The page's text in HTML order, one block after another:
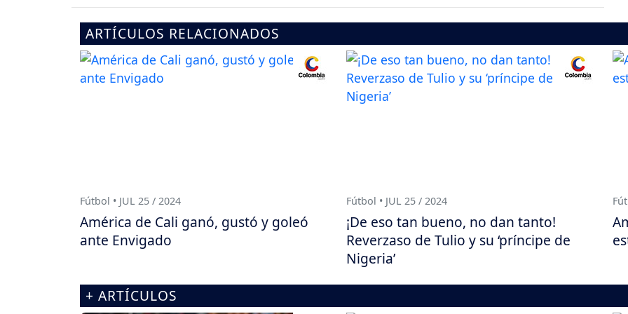
ARTÍCULOS RELACIONADOS
Fútbol • JUL 25 / 2024
América de Cali ganó, gustó y goleó
ante Envigado
Fútbol • JUL 25 / 2024
¡De eso tan bueno, no dan tanto!
Reverzaso de Tulio y su ‘príncipe de
Nigeria’
+ ARTÍCULOS